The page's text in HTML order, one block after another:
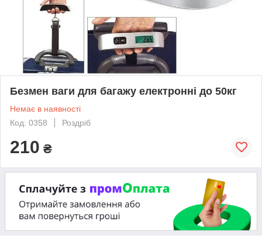
Безмен ваги для багажу електронні до 50кг
Немає в наявності
Код: 0358
Роздріб
210 ₴